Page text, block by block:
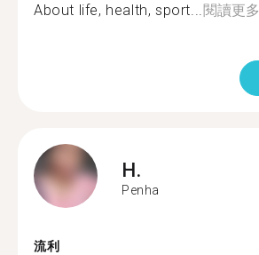
About life, health, sport...閱讀更多
H.
Penha
流利